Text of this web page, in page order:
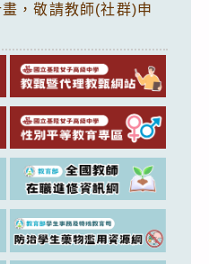
，敬請教師(社群)申